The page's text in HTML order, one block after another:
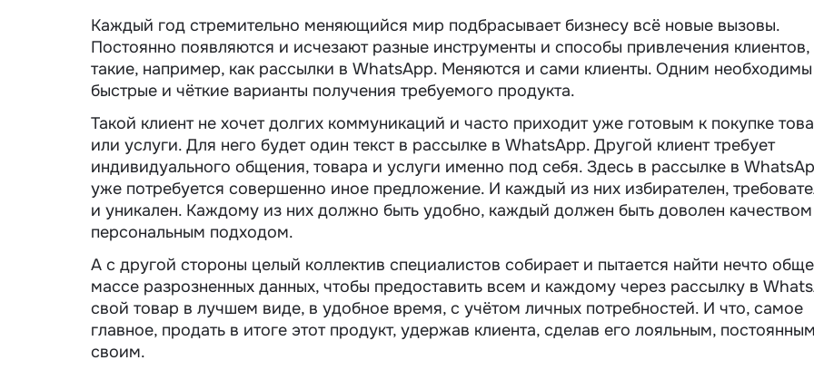
Каждый год стремительно меняющийся мир подбрасывает бизнесу всё новые вызовы.
Постоянно появляются и исчезают разные инструменты и способы привлечения клиентов,
такие, например, как рассылки в WhatsApp. Меняются и сами клиенты. Одним необходимы
быстрые и чёткие варианты получения требуемого продукта.
Такой клиент не хочет долгих коммуникаций и часто приходит уже готовым к покупке
или услуги. Для него будет один текст в рассылке в WhatsApp. Другой клиент требует
индивидуального общения, товара и услуги именно под себя. Здесь в рассылке в
уже потребуется совершенно иное предложение. И каждый из них избирателен,
и уникален. Каждому из них должно быть удобно, каждый должен быть доволен
персональным подходом.
А с другой стороны целый коллектив специалистов собирает и пытается найти нечто
массе разрозненных данных, чтобы предоставить всем и каждому через рассылку в
свой товар в лучшем виде, в удобное время, с учётом личных потребностей. И что, самое
главное, продать в итоге этот продукт, удержав клиента, сделав его лояльным,
своим.